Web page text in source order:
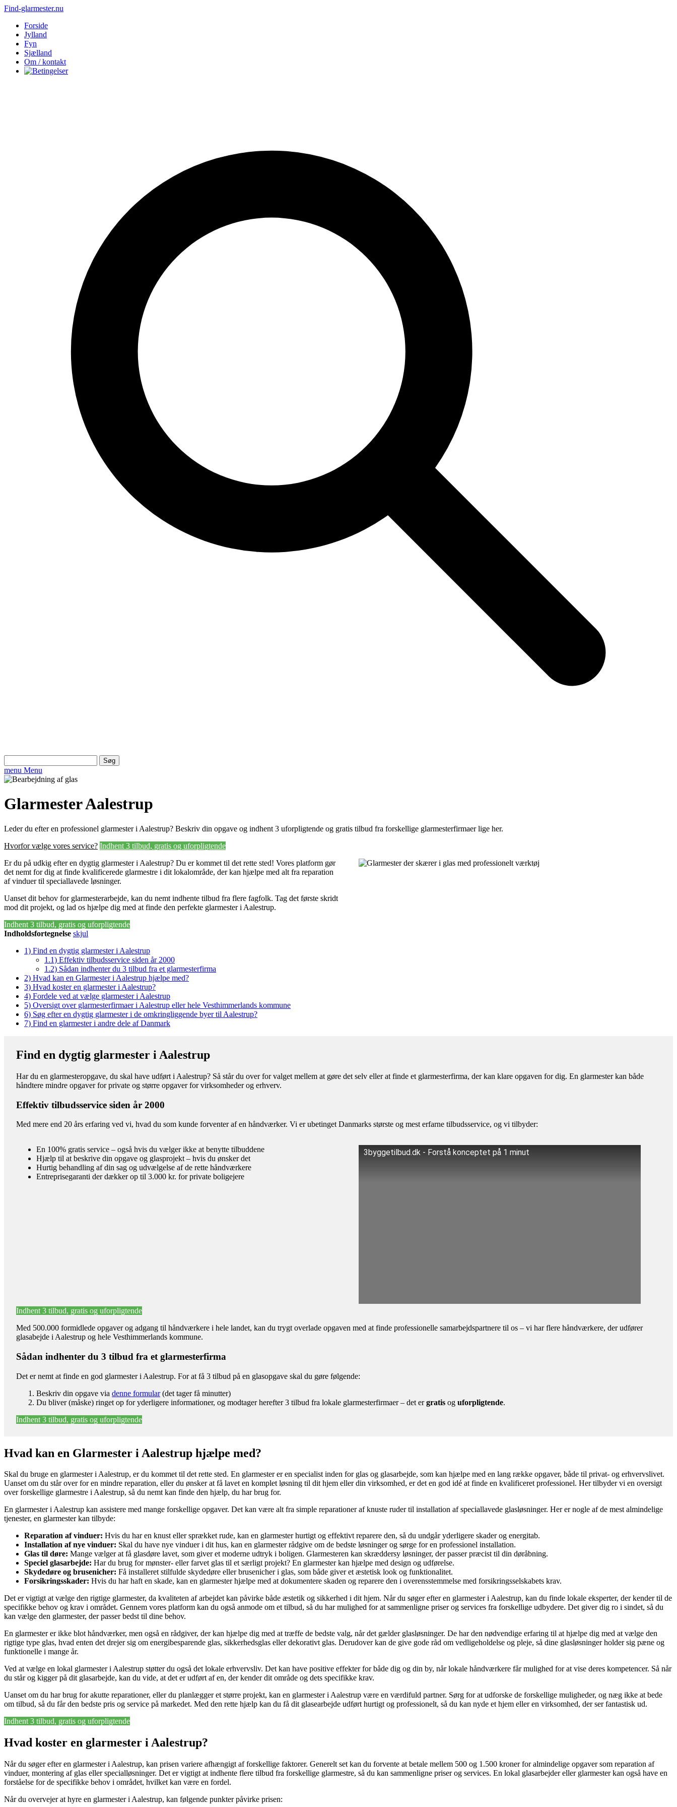
Find-glarmester.nu
Forside
Jylland
Fyn
Sjælland
Om / kontakt
efter:
menu Menu
Glarmester Aalestrup
Leder du efter en professionel glarmester i Aalestrup? Beskriv din opgave og indhent 3 uforpligtende og gratis tilbud fra forskellige glarmesterfirmaer lige her.
Hvorfor vælge vores service? Indhent 3 tilbud, gratis og uforpligtende
Er du på udkig efter en dygtig glarmester i Aalestrup? Du er kommet til det rette sted! Vores platform gør
det nemt for dig at finde kvalificerede glarmestre i dit lokalområde, der kan hjælpe med alt fra reparation
af vinduer til speciallavede løsninger.
Uanset dit behov for glarmesterarbejde, kan du nemt indhente tilbud fra flere fagfolk. Tag det første skridt
mod dit projekt, og lad os hjælpe dig med at finde den perfekte glarmester i Aalestrup.
Indhent 3 tilbud, gratis og uforpligtende
Indholdsfortegnelse skjul
1) Find en dygtig glarmester i Aalestrup
1.1) Effektiv tilbudsservice siden år 2000
1.2) Sådan indhenter du 3 tilbud fra et glarmesterfirma
2) Hvad kan en Glarmester i Aalestrup hjælpe med?
3) Hvad koster en glarmester i Aalestrup?
4) Fordele ved at vælge glarmester i Aalestrup
5) Oversigt over glarmesterfirmaer i Aalestrup eller hele Vesthimmerlands kommune
6) Søg efter en dygtig glarmester i de omkringliggende byer til Aalestrup?
7) Find en glarmester i andre dele af Danmark
Find en dygtig glarmester i Aalestrup
Har du en glarmesteropgave, du skal have udført i Aalestrup? Så står du over for valget mellem at gøre det selv eller at finde et glarmesterfirma, der kan klare opgaven for dig. En glarmester kan både
håndtere mindre opgaver for private og større opgaver for virksomheder og erhverv.
Effektiv tilbudsservice siden år 2000
Med mere end 20 års erfaring ved vi, hvad du som kunde forventer af en håndværker. Vi er ubetinget Danmarks største og mest erfarne tilbudsservice, og vi tilbyder:
En 100% gratis service – også hvis du vælger ikke at benytte tilbuddene
Hjælp til at beskrive din opgave og glasprojekt – hvis du ønsker det
Hurtig behandling af din sag og udvælgelse af de rette håndværkere
Entreprisegaranti der dækker op til 3.000 kr. for private boligejere
3byggetilbud.dk - Forstå konceptet på 1 minut
Indhent 3 tilbud, gratis og uforpligtende
Med 500.000 formidlede opgaver og adgang til håndværkere i hele landet, kan du trygt overlade opgaven med at finde professionelle samarbejdspartnere til os – vi har flere håndværkere, der udfører
glasabejde i Aalestrup og hele Vesthimmerlands kommune.
Sådan indhenter du 3 tilbud fra et glarmesterfirma
Det er nemt at finde en god glarmester i Aalestrup. For at få 3 tilbud på en glasopgave skal du gøre følgende:
Beskriv din opgave via denne formular(det tager få minutter)
Du bliver (måske) ringet op for yderligere informationer, og modtager herefter 3 tilbud fra lokale glarmesterfirmaer – det ergratis og uforpligtende.
Indhent 3 tilbud, gratis og uforpligtende
Hvad kan en Glarmester i Aalestrup hjælpe med?
Skal du bruge en glarmester i Aalestrup, er du kommet til det rette sted. En glarmester er en specialist inden for glas og glasarbejde, som kan hjælpe med en lang række opgaver, både til privat- og erhvervslivet.
Uanset om du står over for en mindre reparation, eller du ønsker at få lavet en komplet løsning til dit hjem eller din virksomhed, er det en god idé at finde en kvalificeret professionel. Her tilbyder vi en oversigt
over forskellige glarmestre i Aalestrup, så du nemt kan finde den hjælp, du har brug for.
En glarmester i Aalestrup kan assistere med mange forskellige opgaver. Det kan være alt fra simple reparationer af knuste ruder til installation af speciallavede glasløsninger. Her er nogle af de mest almindelige
tjenester, en glarmester kan tilbyde:
Reparation af vinduer: Hvis du har en knust eller sprækket rude, kan en glarmester hurtigt og effektivt reparere den, så du undgår yderligere skader og energitab.
Installation af nye vinduer: Skal du have nye vinduer i dit hus, kan en glarmester rådgive om de bedste løsninger og sørge for en professionel installation.
Glas til døre: Mange vælger at få glasdøre lavet, som giver et moderne udtryk i boligen. Glarmesteren kan skræddersy løsninger, der passer præcist til din døråbning.
Speciel glasarbejde: Har du brug for mønster- eller farvet glas til et særligt projekt? En glarmester kan hjælpe med design og udførelse.
Skydedøre og brusenicher: Få installeret stilfulde skydedøre eller brusenicher i glas, som både giver et æstetisk look og funktionalitet.
Forsikringsskader: Hvis du har haft en skade, kan en glarmester hjælpe med at dokumentere skaden og reparere den i overensstemmelse med forsikringsselskabets krav.
Det er vigtigt at vælge den rigtige glarmester, da kvaliteten af arbejdet kan påvirke både æstetik og sikkerhed i dit hjem. Når du søger efter en glarmester i Aalestrup, kan du finde lokale eksperter, der kender til de
specifikke behov og krav i området. Gennem vores platform kan du også anmode om et tilbud, så du har mulighed for at sammenligne priser og services fra forskellige udbydere. Det giver dig ro i sindet, så du
kan vælge den glarmester, der passer bedst til dine behov.
En glarmester er ikke blot håndværker, men også en rådgiver, der kan hjælpe dig med at træffe de bedste valg, når det gælder glasløsninger. De har den nødvendige erfaring til at hjælpe dig med at vælge den
rigtige type glas, hvad enten det drejer sig om energibesparende glas, sikkerhedsglas eller dekorativt glas. Derudover kan de give gode råd om vedligeholdelse og pleje, så dine glasløsninger holder sig pæne og
funktionelle i mange år.
Ved at vælge en lokal glarmester i Aalestrup støtter du også det lokale erhvervsliv. Det kan have positive effekter for både dig og din by, når lokale håndværkere får mulighed for at vise deres kompetencer. Så når
du står og kigger på dit glasarbejde, kan du vide, at det er udført af en, der kender dit område og dets specifikke krav.
Uanset om du har brug for akutte reparationer, eller du planlægger et større projekt, kan en glarmester i Aalestrup være en værdifuld partner. Sørg for at udforske de forskellige muligheder, og næg ikke at bede
om tilbud, så du får den bedste pris og service på markedet. Med den rette hjælp kan du få dit glasearbejde udført hurtigt og professionelt, så du kan nyde et hjem eller en virksomhed, der ser fantastisk ud.
Indhent 3 tilbud, gratis og uforpligtende
Hvad koster en glarmester i Aalestrup?
Når du søger efter en glarmester i Aalestrup, kan prisen variere afhængigt af forskellige faktorer. Generelt set kan du forvente at betale mellem 500 og 1.500 kroner for almindelige opgaver som reparation af
vinduer, montering af glas eller specialløsninger. Det er vigtigt at indhente flere tilbud fra forskellige glarmestre, så du kan sammenligne priser og services. En lokal glasarbejder eller glarmester kan også have en
forståelse for de specifikke behov i området, hvilket kan være en fordel.
Når du overvejer at hyre en glarmester i Aalestrup, kan følgende punkter påvirke prisen: